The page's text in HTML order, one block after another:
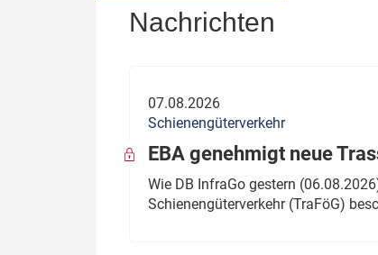
SPNV-Marktdaten
Politik
Verbände: Wer spricht für
wen?
ÖPNV
Nachrichten
07.08.2026
Schienengüterverkehr
EBA genehmigt neue
Wie DB InfraGo gestern
Schienengüterverkehr (TraFöG)